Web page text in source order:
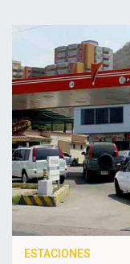
ESTACIONES